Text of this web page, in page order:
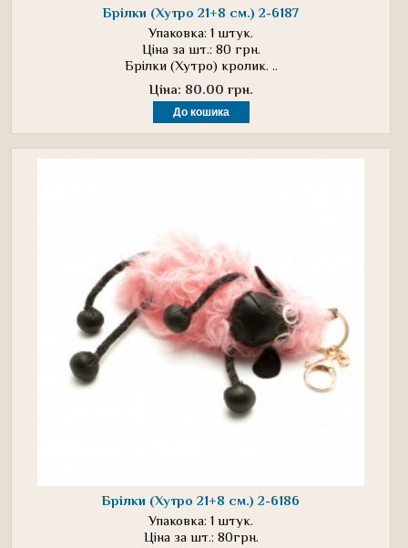
Брілки (Хутро 21+8 см.) 2-6187
Упаковка: 1 штук.
Ціна за шт.: 80 грн.
Брілки (Хутро) кролик. ..
Ціна: 80.00 грн.
Брілки (Хутро 21+8 см.) 2-6186
Упаковка: 1 штук.
Ціна за шт.: 80грн.